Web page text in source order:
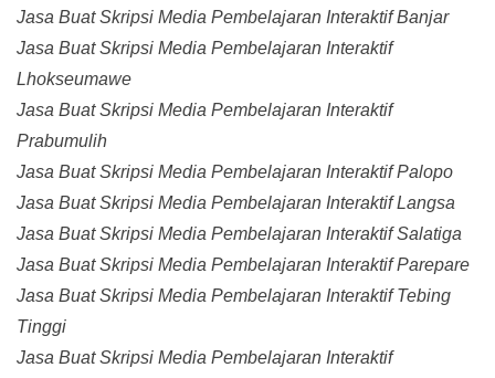
Jasa Buat Skripsi Media Pembelajaran Interaktif Banjar
Jasa Buat Skripsi Media Pembelajaran Interaktif
Lhokseumawe
Jasa Buat Skripsi Media Pembelajaran Interaktif
Prabumulih
Jasa Buat Skripsi Media Pembelajaran Interaktif Palopo
Jasa Buat Skripsi Media Pembelajaran Interaktif Langsa
Jasa Buat Skripsi Media Pembelajaran Interaktif Salatiga
Jasa Buat Skripsi Media Pembelajaran Interaktif Parepare
Jasa Buat Skripsi Media Pembelajaran Interaktif Tebing
Tinggi
Jasa Buat Skripsi Media Pembelajaran Interaktif